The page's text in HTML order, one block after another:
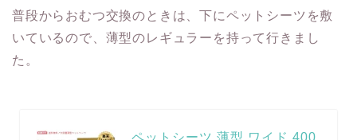
普段からおむつ交換のときは、下にペットシーツを敷
いているので、薄型のレギュラーを持って行きまし
た。
ペットシーツ 薄型 ワイド 400